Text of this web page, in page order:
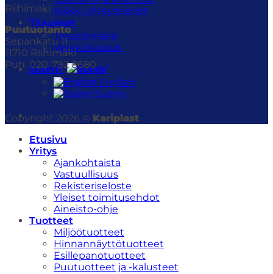
Kaikki yhteystiedot
Tilaukset
Tilauslomake
Verkkokaupat
Suomi
English
Suomi
Riihimäki
Puutuotanto
Sepänkatu 11
11710 Riihimäki
Puh. 020-792 8680
Copyright 2026 © Kariplast
Etusivu
Yritys
Ajankohtaista
Vastuullisuus
Rekisteriseloste
Yleiset toimitusehdot
Aineisto-ohje
Tuotteet
Miljöötuotteet
Hinnannäyttötuotteet
Esillepanotuotteet
Puutuotteet ja -kalusteet